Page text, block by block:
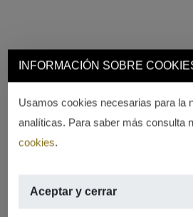
INFORMACIÓN SOBRE
Usamos cookies necesarias para la
analíticas. Para saber más consulta
cookies.
Aceptar y cerrar